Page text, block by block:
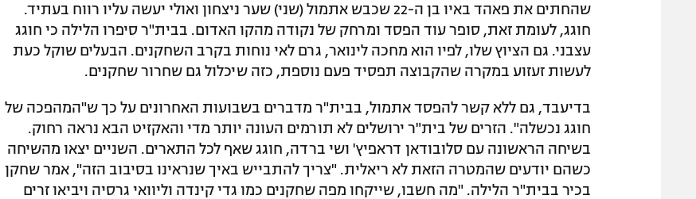
שהחתים את פאהד באיו בן ה-22 שכבש אתמול (שני) שער ניצחון ואולי יעשה עליו רווח בעתיד.
חוגג, לעומת זאת, סופר עוד הפסד ומרחק של נקודה מהקו האדום. בבית"ר סיפרו הלילה כי חוגג
עצבני. גם הציוץ שלו, לפיו הוא מחכה לינואר, גרם לאי נוחות בקרב השחקנים. הבעלים שוקל כעת
לעשות זעזוע במקרה שהקבוצה תפסיד פעם נוספת, כזה שיכלול גם שחרור שחקנים.
בדיעבד, גם ללא קשר להפסד אתמול, בבית"ר מדברים בשבועות האחרונים על כך ש"המהפכה של
חוגג נכשלה". הזרים של בית"ר ירושלים לא תורמים העונה יותר מדי והאקזיט הבא נראה רחוק.
בשיחה הראשונה עם סלובודאן דראפיץ' ושי ברדה, חוגג שאף לכל התארים. השניים יצאו מהשיחה
כשהם יודעים שהמטרה הזאת לא ריאלית. "צריך להתבייש באיך שנראינו בסיבוב הזה", אמר שחקן
בכיר בבית"ר הלילה. "מה חשבו, שייקחו מפה שחקנים כמו גדי קינדה וליוואי גרסיה ויביאו זרים